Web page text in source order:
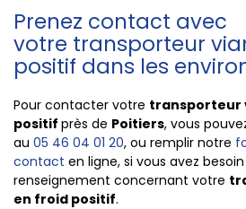
Prenez contact avec
votre transporteur
positif dans les
Pour contacter votre transporteur
positif près de Poitiers, vous
au 05 46 04 01 20, ou remplir notre
contact en ligne, si vous avez
renseignement concernant votre
en froid positif.